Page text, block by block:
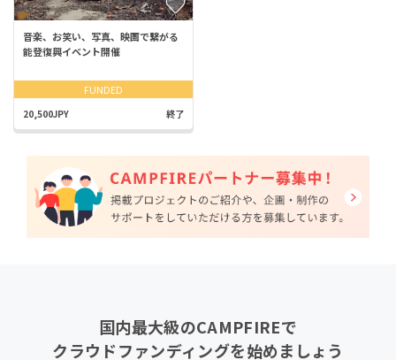
音楽、お笑い、写真、映画で繋がる
能登復興イベント開催
FUNDED
20,500JPY 終了
国内最大級のCAMPFIREで
クラウドファンディングを始めましょう